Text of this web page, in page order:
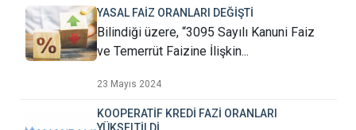
YASAL FAİZ ORANLARI DEĞİŞTİ
Bilindiği üzere, “3095 Sayılı Kanuni Faiz
ve Temerrüt Faizine İlişkin...
23 Mayıs 2024
KOOPERATİF KREDİ FAZİ ORANLARI
YÜKSELTİLDİ